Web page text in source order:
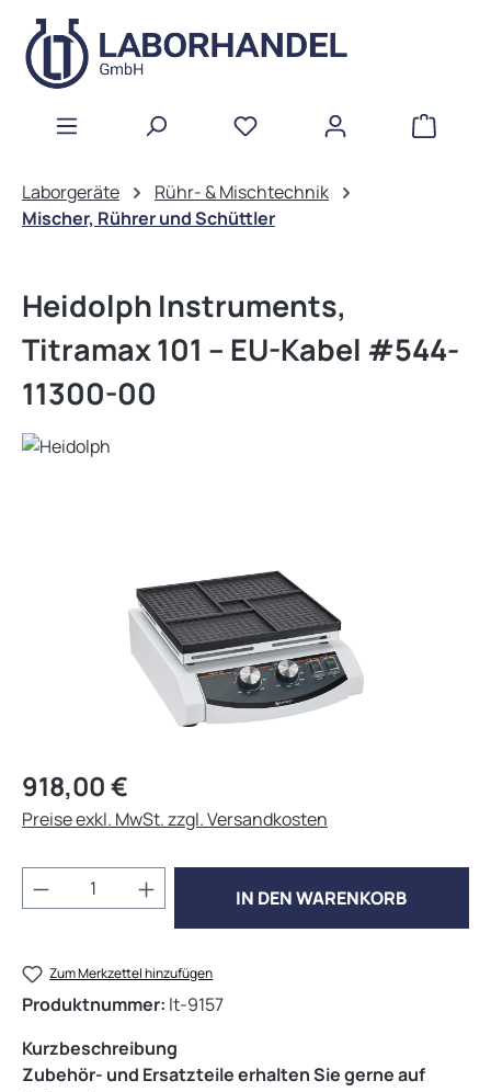
Zum Hauptinhalt springen
Laborgeräte
Rühr- & Mischtechnik
Mischer, Rührer und Schüttler
Heidolph Instruments,
Titramax 101 -- EU-Kabel #544-
11300-00
Regulärer Preis:
918,00 €
Preise exkl. MwSt. zzgl. Versandkosten
Produkt Anzahl: Gib den gewünschten
IN DEN WARENKORB
Zum Merkzettel hinzufügen
Produktnummer: lt-9157
Kurzbeschreibung
Zubehör- und Ersatzteile erhalten Sie gerne auf